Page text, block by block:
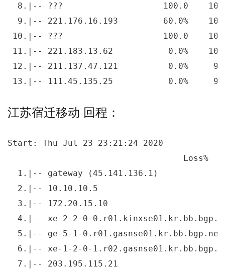
8.|-- ???                    100.0    10
9.|-- 221.176.16.193         60.0%    10
10.|-- ???                    100.0    10
11.|-- 221.183.13.62           0.0%    10
12.|-- 211.137.47.121          0.0%     9
13.|-- 111.45.135.25           0.0%     9
江苏宿迁移动 回程：
Start: Thu Jul 23 23:21:24 2020
Loss%
1.|-- gateway (45.141.136.1)
2.|-- 10.10.10.5
3.|-- 172.20.15.10
4.|-- xe-2-2-0-
5.|-- ge-5-1-
6.|-- xe-1-2-0-
7.|-- 203.195.115.21